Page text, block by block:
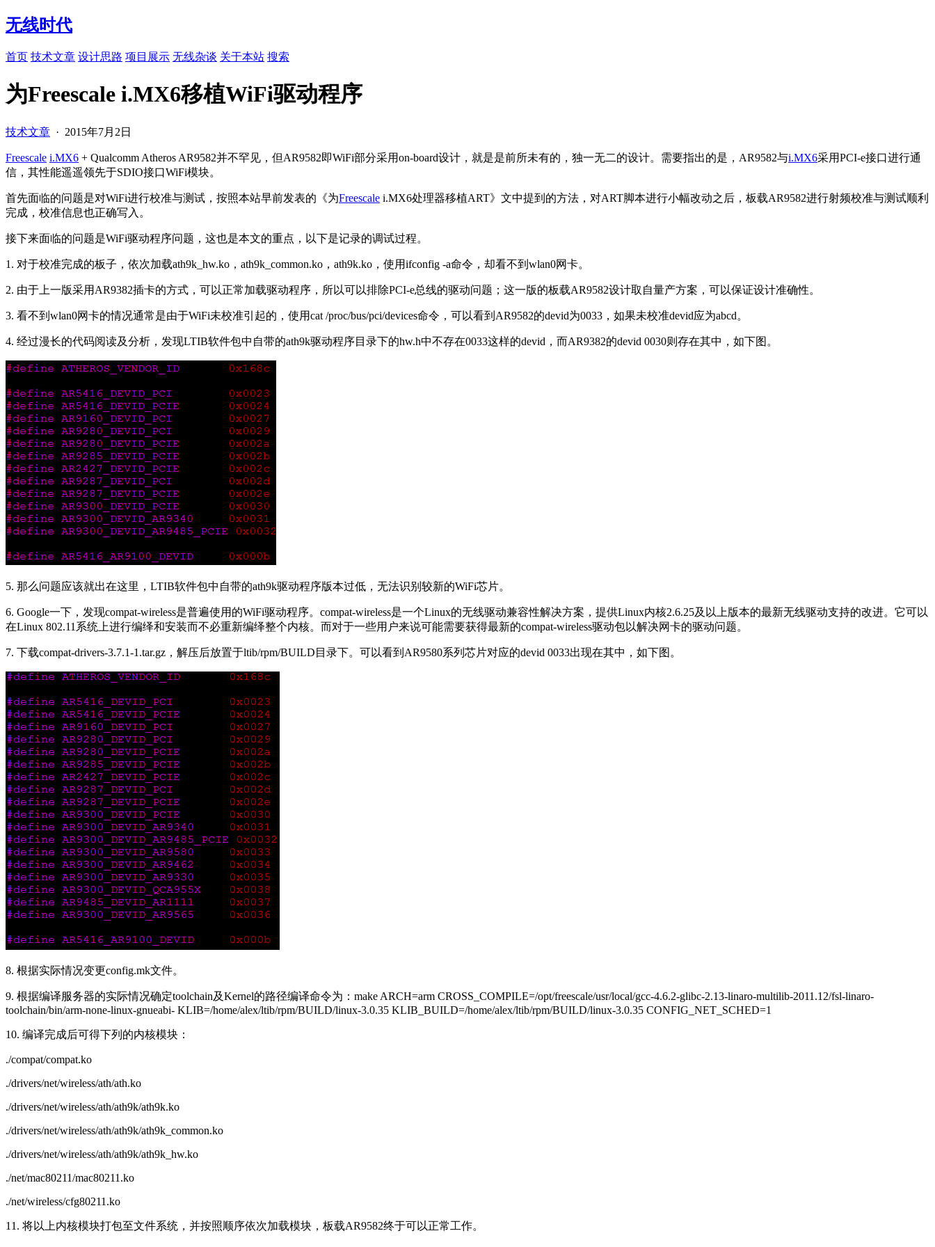
无线时代
首页 技术文章 设计思路 项目展示 无线杂谈 关于本站 搜索
为Freescale i.MX6移植WiFi驱动程序
技术文章 · 2015年7月2日
Freescale i.MX6 + Qualcomm Atheros AR9582并不罕见，但AR9582即WiFi部分采用on-board设计，就是是前所未有的，独一无二的设计。需要指出的是，AR9582与i.MX6采用PCI-e接口进行通
信，其性能遥遥领先于SDIO接口WiFi模块。
首先面临的问题是对WiFi进行校准与测试，按照本站早前发表的《为Freescale i.MX6处理器移植ART》文中提到的方法，对ART脚本进行小幅改动之后，板载AR9582进行射频校准与测试顺利
完成，校准信息也正确写入。
接下来面临的问题是WiFi驱动程序问题，这也是本文的重点，以下是记录的调试过程。
1. 对于校准完成的板子，依次加载ath9k_hw.ko，ath9k_common.ko，ath9k.ko，使用ifconfig -a命令，却看不到wlan0网卡。
2. 由于上一版采用AR9382插卡的方式，可以正常加载驱动程序，所以可以排除PCI-e总线的驱动问题；这一版的板载AR9582设计取自量产方案，可以保证设计准确性。
3. 看不到wlan0网卡的情况通常是由于WiFi未校准引起的，使用cat /proc/bus/pci/devices命令，可以看到AR9582的devid为0033，如果未校准devid应为abcd。
4. 经过漫长的代码阅读及分析，发现LTIB软件包中自带的ath9k驱动程序目录下的hw.h中不存在0033这样的devid，而AR9382的devid 0030则存在其中，如下图。
5. 那么问题应该就出在这里，LTIB软件包中自带的ath9k驱动程序版本过低，无法识别较新的WiFi芯片。
6. Google一下，发现compat-wireless是普遍使用的WiFi驱动程序。compat-wireless是一个Linux的无线驱动兼容性解决方案，提供Linux内核2.6.25及以上版本的最新无线驱动支持的改进。它可以
在Linux 802.11系统上进行编绎和安装而不必重新编绎整个内核。而对于一些用户来说可能需要获得最新的compat-wireless驱动包以解决网卡的驱动问题。
7. 下载compat-drivers-3.7.1-1.tar.gz，解压后放置于ltib/rpm/BUILD目录下。可以看到AR9580系列芯片对应的devid 0033出现在其中，如下图。
8. 根据实际情况变更config.mk文件。
9. 根据编译服务器的实际情况确定toolchain及Kernel的路径编译命令为：make ARCH=arm CROSS_COMPILE=/opt/freescale/usr/local/gcc-4.6.2-glibc-2.13-linaro-multilib-2011.12/fsl-linaro-
toolchain/bin/arm-none-linux-gnueabi- KLIB=/home/alex/ltib/rpm/BUILD/linux-3.0.35 KLIB_BUILD=/home/alex/ltib/rpm/BUILD/linux-3.0.35 CONFIG_NET_SCHED=1
10. 编译完成后可得下列的内核模块：
./compat/compat.ko
./drivers/net/wireless/ath/ath.ko
./drivers/net/wireless/ath/ath9k/ath9k.ko
./drivers/net/wireless/ath/ath9k/ath9k_common.ko
./drivers/net/wireless/ath/ath9k/ath9k_hw.ko
./net/mac80211/mac80211.ko
./net/wireless/cfg80211.ko
11. 将以上内核模块打包至文件系统，并按照顺序依次加载模块，板载AR9582终于可以正常工作。